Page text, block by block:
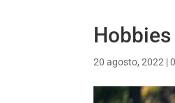
20 agosto, 2022 |